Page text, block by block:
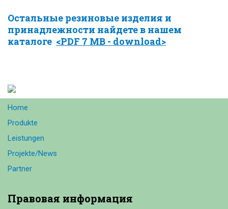
Остальные резиновые изделия и
принадлежности найдете в нашем
каталоге <PDF 7 MB - download>
Home
Produkte
Leistungen
Projekte/News
Partner
Правовая информация